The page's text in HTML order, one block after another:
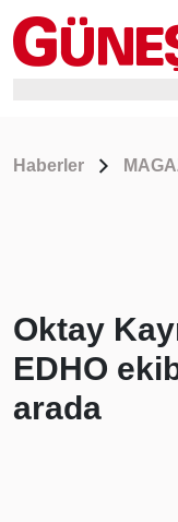
Haberler
Oktay
EDHO
arada